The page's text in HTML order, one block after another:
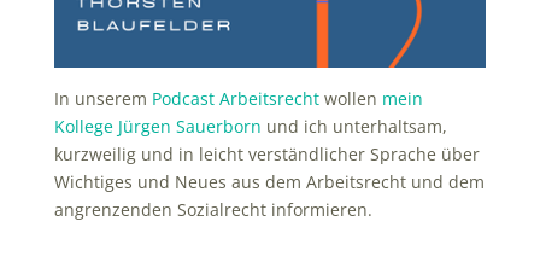
In unserem Podcast Arbeitsrechtwollen mein
Kollege Jürgen Sauerborn und ich unterhaltsam,
kurzweilig und in leicht verständlicher Sprache über
Wichtiges und Neues aus dem Arbeitsrecht und dem
angrenzenden Sozialrecht informieren.